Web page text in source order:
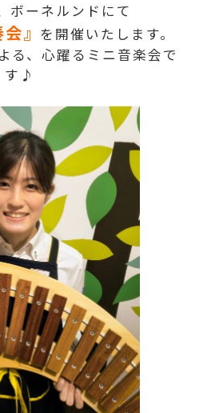
ボーネルンドにて
』 を開催いたします。
る、心躍るミニ音楽会で
す♪